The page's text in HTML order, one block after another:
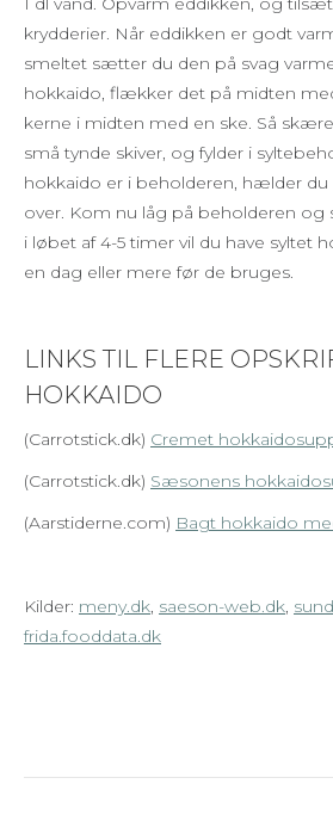
krydderier. Når eddikken er godt
smeltet sætter du den på svag
hokkaido, flækker det på midten
kerne i midten med en ske. Så
små tynde skiver, og fylder i
hokkaido er i beholderen, hælder du
over. Kom nu låg på beholderen
i løbet af 4-5 timer vil du have syltet
en dag eller mere før de bruges.
LINKS TIL FLERE
HOKKAIDO
(Carrotstick.dk) Cremet
(Carrotstick.dk) Sæsonens
(Aarstiderne.com) Bagt hokkaido
Kilder: meny.dk, saeson-web.dk,
frida.fooddata.dk